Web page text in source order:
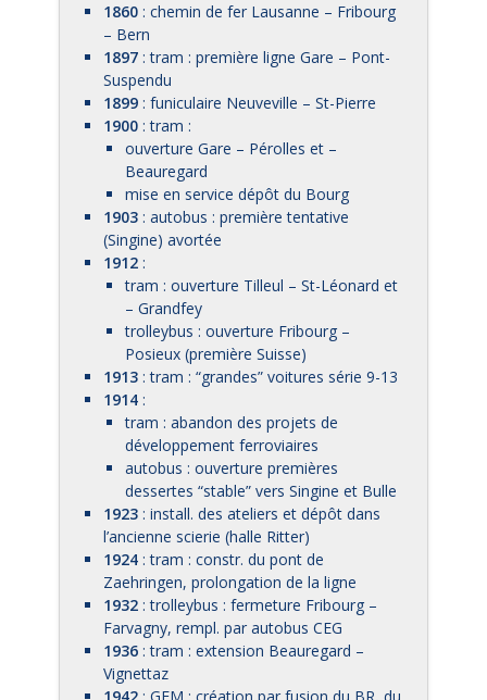
1860 : chemin de fer Lausanne – Fribourg
– Bern
1897 : tram : première ligne Gare – Pont-
Suspendu
1899 : funiculaire Neuveville – St-Pierre
1900 : tram :
ouverture Gare – Pérolles et –
Beauregard
mise en service dépôt du Bourg
1903 : autobus : première tentative
(Singine) avortée
1912 :
tram : ouverture Tilleul – St-Léonard et
– Grandfey
trolleybus : ouverture Fribourg –
Posieux (première Suisse)
1913 : tram : “grandes” voitures série 9-13
1914 :
tram : abandon des projets de
développement ferroviaires
autobus : ouverture premières
dessertes “stable” vers Singine et Bulle
1923 : install. des ateliers et dépôt dans
l’ancienne scierie (halle Ritter)
1924 : tram : constr. du pont de
Zaehringen, prolongation de la ligne
1932 : trolleybus : fermeture Fribourg –
Farvagny, rempl. par autobus CEG
1936 : tram : extension Beauregard –
Vignettaz